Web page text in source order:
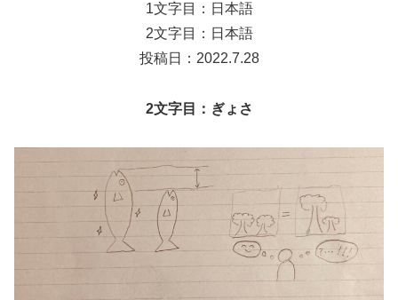
1文字目：日本語
2文字目：日本語
投稿日：2022.7.28
2文字目：ぎょさ